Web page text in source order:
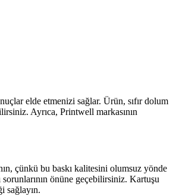
elde etmenizi sağlar. Ürün, sıfır dolum
Ayrıca, Printwell markasının
çünkü bu baskı kalitesini olumsuz yönde
önüne geçebilirsiniz. Kartuşu
sağlayın.